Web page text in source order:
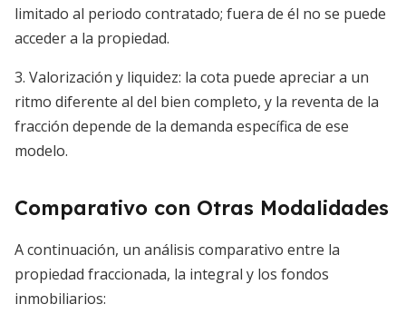
limitado al periodo contratado; fuera de él no se puede
acceder a la propiedad.
3. Valorización y liquidez: la cota puede apreciar a un
ritmo diferente al del bien completo, y la reventa de la
fracción depende de la demanda específica de ese
modelo.
Comparativo con Otras Modalidades
A continuación, un análisis comparativo entre la
propiedad fraccionada, la integral y los fondos
inmobiliarios: